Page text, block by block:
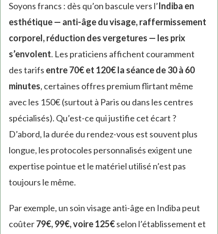
Soyons francs : dès qu’on bascule vers l’Indiba en
esthétique — anti-âge du visage, raffermissement
corporel, réduction des vergetures — les prix
s’envolent. Les praticiens affichent couramment
des tarifs entre 70€ et 120€ la séance de 30 à 60
minutes, certaines offres premium flirtant même
avec les 150€ (surtout à Paris ou dans les centres
spécialisés). Qu’est-ce qui justifie cet écart ?
D’abord, la durée du rendez-vous est souvent plus
longue, les protocoles personnalisés exigent une
expertise pointue et le matériel utilisé n’est pas
toujours le même.
Par exemple, un soin visage anti-âge en Indiba peut
coûter79€, 99€, voire 125€selon l’établissement et